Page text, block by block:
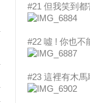
#21 但我笑到
#22 噓 ! 你也不
#23 這裡有木馬